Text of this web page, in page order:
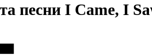
песни I Came, I